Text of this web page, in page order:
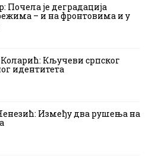
Почела је деградација
– и на фронтовима и у
Кључеви српског
идентитета
Између два рушења на